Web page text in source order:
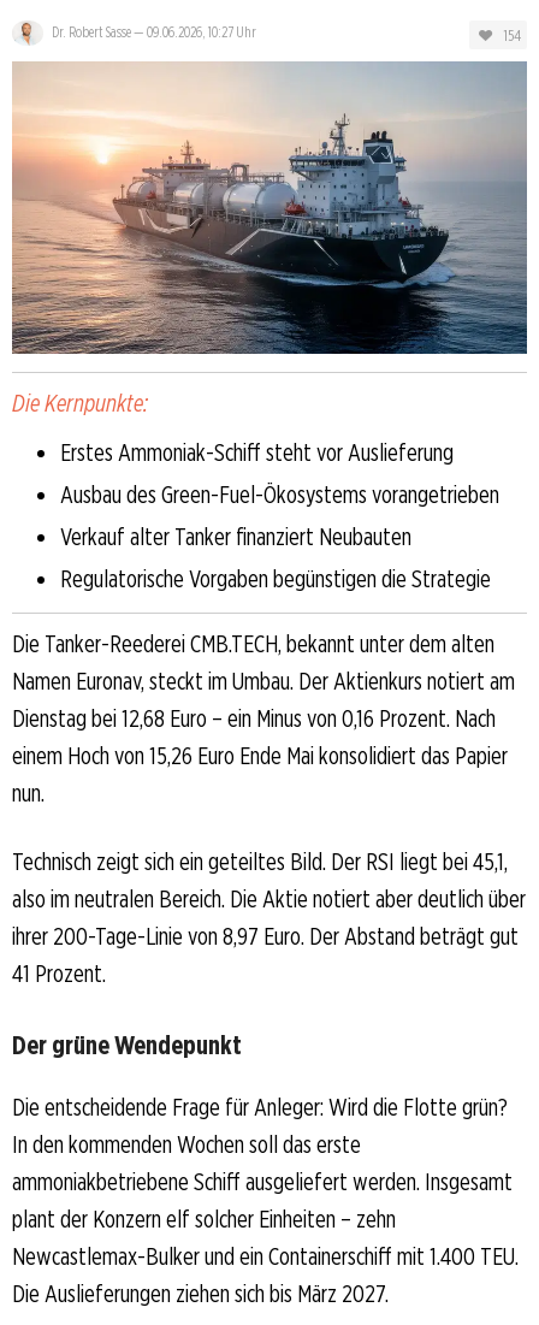
Dr. Robert Sasse— 09.06.2026, 10:27 Uhr 154
Die Kernpunkte:
Erstes Ammoniak-Schiff steht vor Auslieferung
Ausbau des Green-Fuel-Ökosystems vorangetrieben
Verkauf alter Tanker finanziert Neubauten
Regulatorische Vorgaben begünstigen die Strategie
Die Tanker-Reederei CMB.TECH, bekannt unter dem alten
Namen Euronav, steckt im Umbau. Der Aktienkurs notiert am
Dienstag bei 12,68 Euro – ein Minus von 0,16 Prozent. Nach
einem Hoch von 15,26 Euro Ende Mai konsolidiert das Papier
nun.
Technisch zeigt sich ein geteiltes Bild. Der RSI liegt bei 45,1,
also im neutralen Bereich. Die Aktie notiert aber deutlich über
ihrer 200-Tage-Linie von 8,97 Euro. Der Abstand beträgt gut
41 Prozent.
Der grüne Wendepunkt
Die entscheidende Frage für Anleger: Wird die Flotte grün?
In den kommenden Wochen soll das erste
ammoniakbetriebene Schiff ausgeliefert werden. Insgesamt
plant der Konzern elf solcher Einheiten – zehn
Newcastlemax-Bulker und ein Containerschiff mit 1.400 TEU.
Die Auslieferungen ziehen sich bis März 2027.